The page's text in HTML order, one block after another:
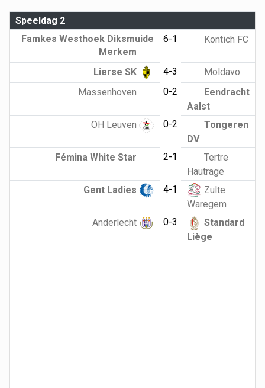
Speeldag 2
Famkes Westhoek Diksmuide
Merkem
6-1 Kontich FC
Lierse SK 4-3
Moldavo
Massenhoven
0-2
Eendracht
Aalst
OH Leuven
0-2
Tongeren
DV
Fémina White Star
2-1
Tertre
Hautrage
Gent Ladies
4-1
Zulte
Waregem
Anderlecht
0-3
Standard
Liège